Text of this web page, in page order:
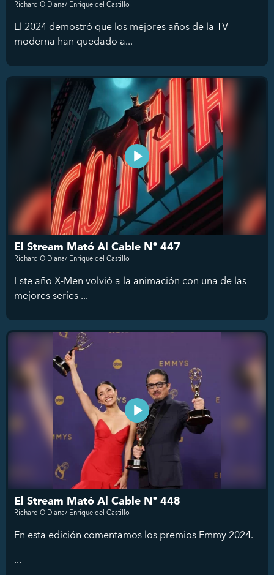
Richard O'Diana/ Enrique del Castillo
El 2024 demostró que los mejores años de la TV
moderna han quedado a...
El Stream Mató Al Cable Nº 447
Richard O'Diana/ Enrique del Castillo
Este año X-Men volvió a la animación con una de las
mejores series ...
El Stream Mató Al Cable Nº 448
Richard O'Diana/ Enrique del Castillo
En esta edición comentamos los premios Emmy 2024.
...